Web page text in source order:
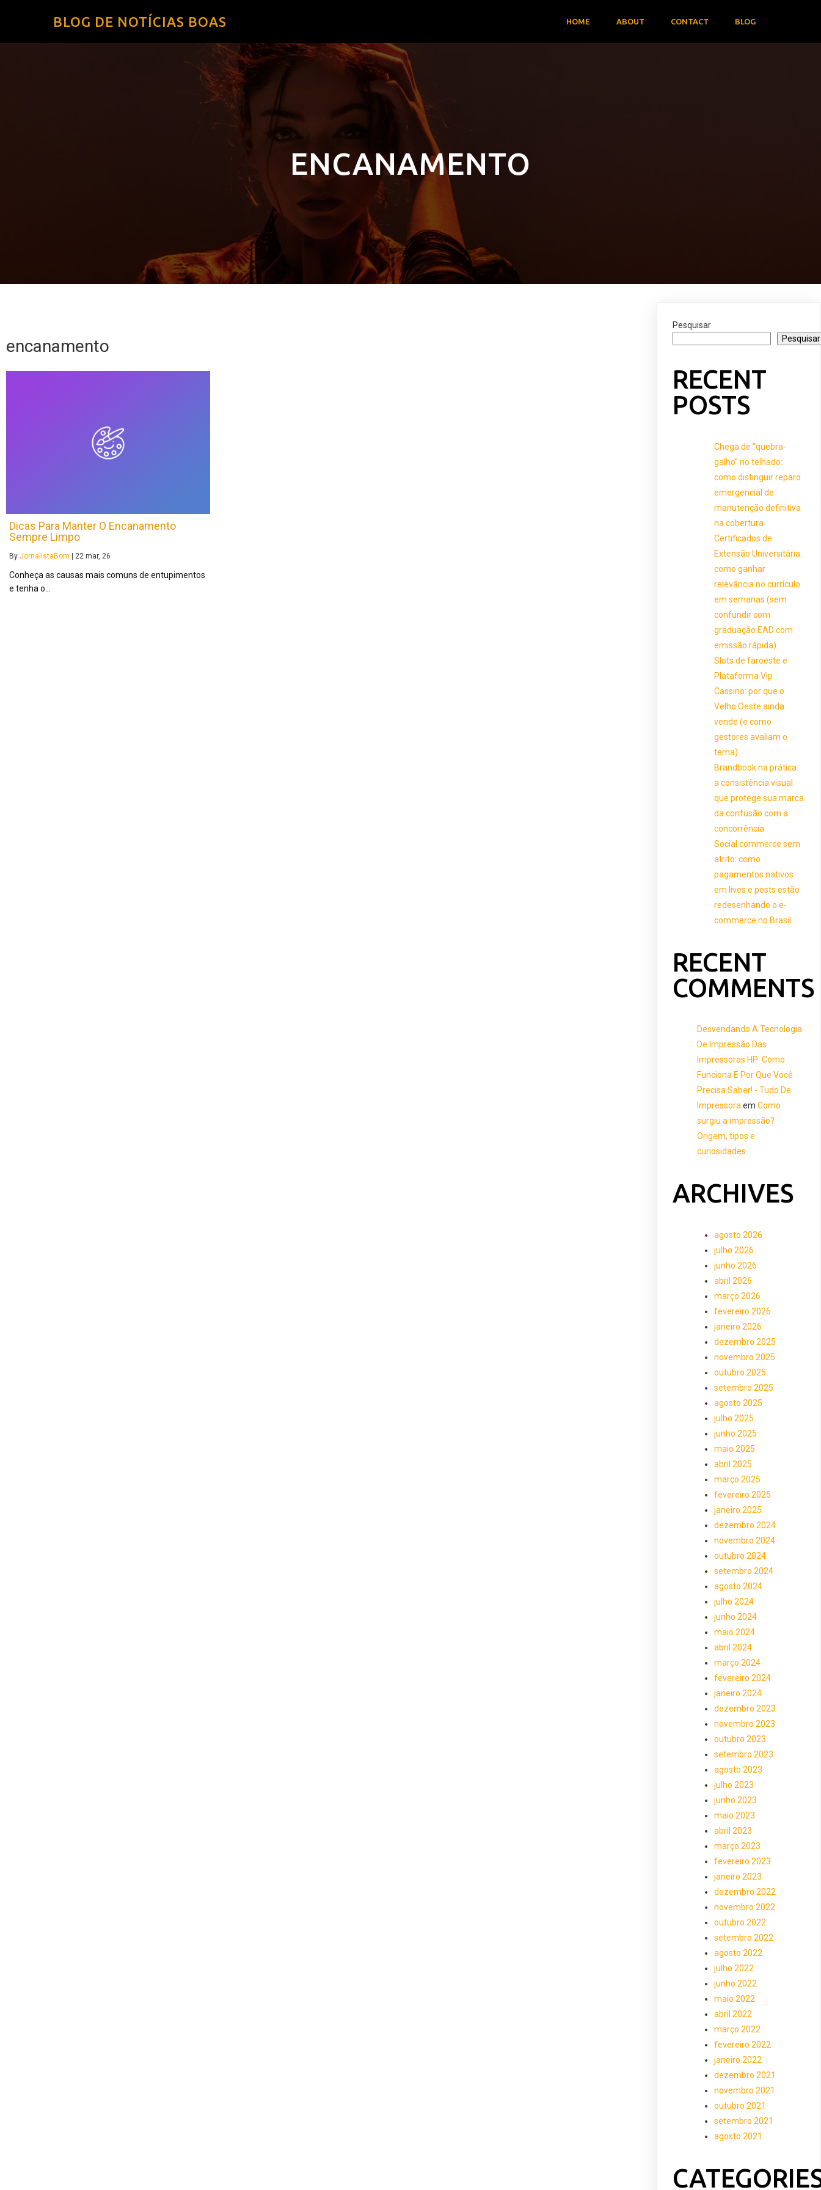
BLOG DE NOTÍCIAS BOAS HOME ABOUT CONTACT BLOG
ENCANAMENTO
encanamento
Dicas Para Manter O Encanamento
Sempre Limpo
By JornalistaBom | 22 mar, 26
Conheça as causas mais comuns de entupimentos
e tenha o…
Pesquisar
Pesquisar
RECENT
POSTS
Chega de “quebra-
galho” no telhado:
como distinguir reparo
emergencial de
manutenção definitiva
na cobertura
Certificados de
Extensão Universitária:
como ganhar
relevância no currículo
em semanas (sem
confundir com
graduação EAD com
emissão rápida)
Slots de faroeste e
Plataforma Vip
Cassino: por que o
Velho Oeste ainda
vende (e como
gestores avaliam o
tema)
Brandbook na prática:
a consistência visual
que protege sua marca
da confusão com a
concorrência
Social commerce sem
atrito: como
pagamentos nativos
em lives e posts estão
redesenhando o e-
commerce no Brasil
RECENT
COMMENTS
Desvendando A Tecnologia
De Impressão Das
Impressoras HP: Como
Funciona E Por Que Você
Precisa Saber! - Tudo De
ImpressoraemComo
surgiu a impressão?
Origem, tipos e
curiosidades
ARCHIVES
agosto 2026
julho 2026
junho 2026
abril 2026
março 2026
fevereiro 2026
janeiro 2026
dezembro 2025
novembro 2025
outubro 2025
setembro 2025
agosto 2025
julho 2025
junho 2025
maio 2025
abril 2025
março 2025
fevereiro 2025
janeiro 2025
dezembro 2024
novembro 2024
outubro 2024
setembro 2024
agosto 2024
julho 2024
junho 2024
maio 2024
abril 2024
março 2024
fevereiro 2024
janeiro 2024
dezembro 2023
novembro 2023
outubro 2023
setembro 2023
agosto 2023
julho 2023
junho 2023
maio 2023
abril 2023
março 2023
fevereiro 2023
janeiro 2023
dezembro 2022
novembro 2022
outubro 2022
setembro 2022
agosto 2022
julho 2022
junho 2022
maio 2022
abril 2022
março 2022
fevereiro 2022
janeiro 2022
dezembro 2021
novembro 2021
outubro 2021
setembro 2021
agosto 2021